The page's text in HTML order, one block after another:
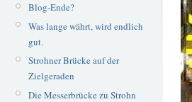
Blog-Ende?
Was lange währt, wird endlich
gut.
Strohner Brücke auf der
Zielgeraden
Die Messerbrücke zu Strohn